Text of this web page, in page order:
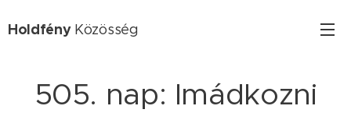
HoldfényKözösség
505. nap: Imádkozni